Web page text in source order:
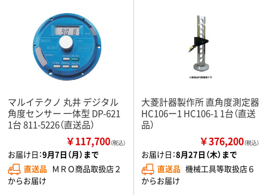
マルイテクノ 丸井 デジタル
角度センサー 一体型 DP-621
1台 811-5226（直送品）
￥117,700（税込）
お届け日：9月7日（月）まで
直送品 ＭＲＯ商品取扱店２
からお届け
大菱計器製作所 直角度測定器
HC106ー1 HC106-1 1台（直送
品）
￥376,200（税込）
お届け日：8月27日（木）まで
直送品 機械工具等取扱店６
からお届け